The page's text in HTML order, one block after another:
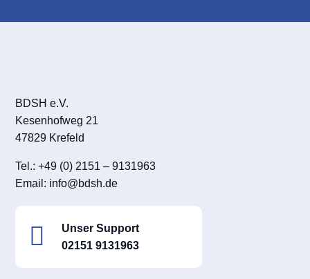
BDSH e.V.
Kesenhofweg 21
47829 Krefeld
Tel.: +49 (0) 2151 – 9131963
Email: info@bdsh.de

Unser Support
02151 9131963